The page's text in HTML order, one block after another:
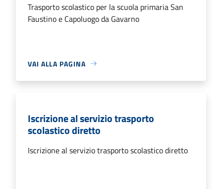
Trasporto scolastico per la scuola primaria San
Faustino e Capoluogo da Gavarno
VAI ALLA PAGINA
Iscrizione al servizio trasporto
scolastico diretto
Iscrizione al servizio trasporto scolastico diretto